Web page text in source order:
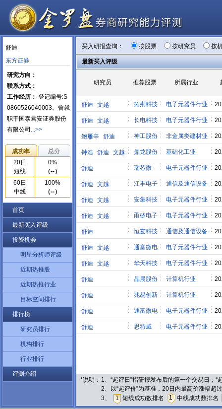
舒迪
东方证券
研究方向：
联系方式：
工作经历： 登记编号:S
0860526040003。曾就
职于国泰君安证券股份
有限公司 ...>>
成功率
总分
20日
短线
0%
（--）
60日
中线
100%
（--）
首页
最新买入评级
投资机会
明星分析师评级
近期热推股
近期热推行业
目标空间排行
排行榜
研究员排行
机构排行
行业排行
评测介绍
买入研报查询： 按股票 按研究员 按
最新买入评级
研究员 推荐股票 所属行业
舒迪 文越 拓荆科技 电子元器件行业
舒迪 文越 长电科技 电子元器件行业
鲍雁辛 舒迪 神工股份 非金属类建材业
钟浩 舒迪 文越 鼎龙股份 基础化工业
舒迪 瑞芯微 电子元器件行业
舒迪 文越 江丰电子 通信及通信设备
舒迪 文越 安集科技 电子元器件行业
舒迪 文越 甬矽电子 电子元器件行业
舒迪 恒玄科技 通信及通信设备
舒迪 文越 通富微电 电子元器件行业
舒迪 文越 华天科技 电子元器件行业
舒迪 晶晨股份 计算机行业
舒迪 兆易创新 计算机行业
舒迪 通富微电 电子元器件行业
舒迪 思特威 电子元器件行业
*说明： 1、“起评日”指研报发布后的第一个交易日；
2、以“起评价”为基准，20日内最高价涨幅
3、
1 短线成功数排名 1 中线成功数排名